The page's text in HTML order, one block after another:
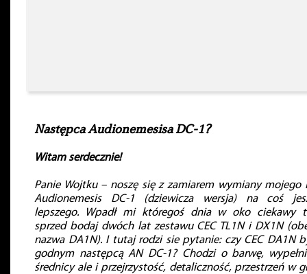
Następca Audionemesisa DC-1?
Witam serdecznie!
Panie Wojtku – noszę się z zamiarem wymiany mojego
Audionemesis DC-1 (dziewicza wersja) na coś
lepszego. Wpadł mi któregoś dnia w oko ciekawy
sprzed bodaj dwóch lat zestawu CEC TL1N i DX1N
nazwa DA1N). I tutaj rodzi sie pytanie: czy CEC DA1N
godnym następcą AN DC-1? Chodzi o barwę,
średnicy ale i przejrzystość, detaliczność, przestrzeń w